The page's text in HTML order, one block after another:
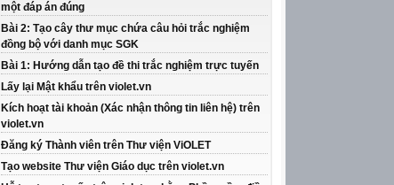
một đáp án đúng
Bài 2: Tạo cây thư mục chứa câu hỏi trắc nghiệm
đồng bộ với danh mục SGK
Bài 1: Hướng dẫn tạo đề thi trắc nghiệm trực tuyến
Lấy lại Mật khẩu trên violet.vn
Kích hoạt tài khoản (Xác nhận thông tin liên hệ) trên
violet.vn
Đăng ký Thành viên trên Thư viện ViOLET
Tạo website Thư viện Giáo dục trên violet.vn